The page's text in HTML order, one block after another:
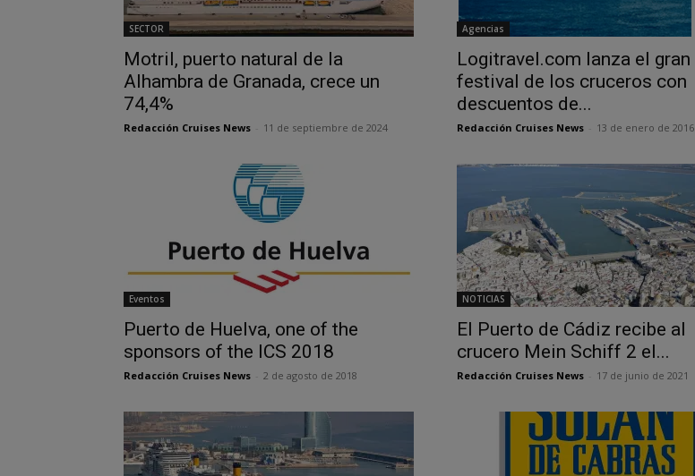
SECTOR
Motril, puerto natural de la
Alhambra de Granada, crece un
74,4%
Redacción Cruises News 11 de septiembre de 2024
Agencias
Logitravel.com lanza el gran
festival de los cruceros con
descuentos de...
Redacción Cruises News 13 de enero de 2016
Eventos
Puerto de Huelva, one of the
sponsors of the ICS 2018
Redacción Cruises News 2 de agosto de 2018
NOTICIAS
El Puerto de Cádiz recibe al
crucero Mein Schiff 2 el...
Redacción Cruises News 17 de junio de 2021